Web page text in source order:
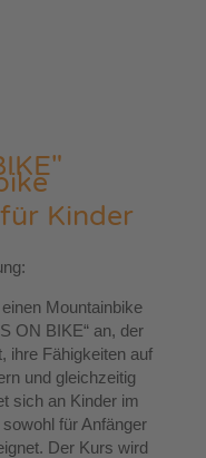
Kinder
Mountainbike
ON BIKE“ an, der
ihre Fähigkeiten auf
und gleichzeitig
sich an Kinder im
für Anfänger
Der Kurs wird